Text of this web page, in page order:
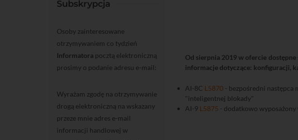
Od sierpnia 2019 w ofercie
informacje dotyczące: konfiguracji,
AI-8C L5870 - bezpośredni następca
"inteligentnej blokady"
AI-9 L5875 - dodatkowo
Subskrypcja
Osoby zainteresowane
otrzymywaniem co tydzień
Informatora pocztą elektroniczną
prosimy o podanie adresu e-mail:
Wyrażam zgodę na otrzymywanie
drogą elektroniczną na wskazany
przeze mnie adres e-mail
informacji handlowej w